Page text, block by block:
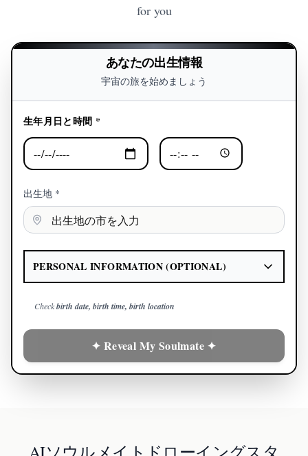
for you
あなたの出生情報
宇宙の旅を始めましょう
生年月日と時間 *
出生地 *
PERSONAL INFORMATION (OPTIONAL)
Checkbirth date, birth time, birth location
✦ Reveal My Soulmate ✦